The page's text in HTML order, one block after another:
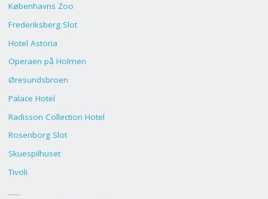
Københavns Zoo
Frederiksberg Slot
Hotel Astoria
Operaen på Holmen
Øresundsbroen
Palace Hotel
Radisson Collection Hotel
Rosenborg Slot
Skuespilhuset
Tivoli